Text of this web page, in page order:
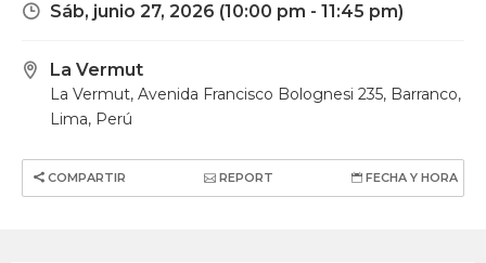
Sáb, junio 27, 2026 (10:00 pm - 11:45 pm)
La Vermut
La Vermut, Avenida Francisco Bolognesi 235, Barranco,
Lima, Perú
COMPARTIR REPORT FECHA Y HORA